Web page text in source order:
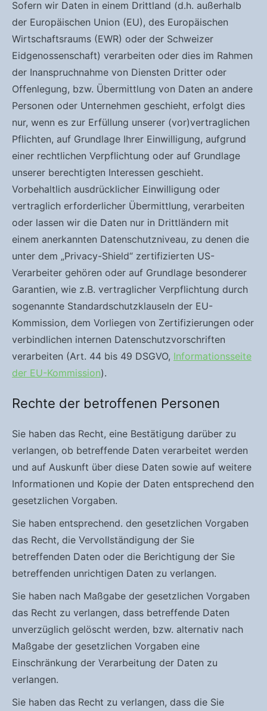
Sofern wir Daten in einem Drittland (d.h. außerhalb
der Europäischen Union (EU), des Europäischen
Wirtschaftsraums (EWR) oder der Schweizer
Eidgenossenschaft) verarbeiten oder dies im Rahmen
der Inanspruchnahme von Diensten Dritter oder
Offenlegung, bzw. Übermittlung von Daten an andere
Personen oder Unternehmen geschieht, erfolgt dies
nur, wenn es zur Erfüllung unserer (vor)vertraglichen
Pflichten, auf Grundlage Ihrer Einwilligung, aufgrund
einer rechtlichen Verpflichtung oder auf Grundlage
unserer berechtigten Interessen geschieht.
Vorbehaltlich ausdrücklicher Einwilligung oder
vertraglich erforderlicher Übermittlung, verarbeiten
oder lassen wir die Daten nur in Drittländern mit
einem anerkannten Datenschutzniveau, zu denen die
unter dem „Privacy-Shield“ zertifizierten US-
Verarbeiter gehören oder auf Grundlage besonderer
Garantien, wie z.B. vertraglicher Verpflichtung durch
sogenannte Standardschutzklauseln der EU-
Kommission, dem Vorliegen von Zertifizierungen oder
verbindlichen internen Datenschutzvorschriften
verarbeiten (Art. 44 bis 49 DSGVO, Informationsseite
der EU-Kommission).
Rechte der betroffenen Personen
Sie haben das Recht, eine Bestätigung darüber zu
verlangen, ob betreffende Daten verarbeitet werden
und auf Auskunft über diese Daten sowie auf weitere
Informationen und Kopie der Daten entsprechend den
gesetzlichen Vorgaben.
Sie haben entsprechend. den gesetzlichen Vorgaben
das Recht, die Vervollständigung der Sie
betreffenden Daten oder die Berichtigung der Sie
betreffenden unrichtigen Daten zu verlangen.
Sie haben nach Maßgabe der gesetzlichen Vorgaben
das Recht zu verlangen, dass betreffende Daten
unverzüglich gelöscht werden, bzw. alternativ nach
Maßgabe der gesetzlichen Vorgaben eine
Einschränkung der Verarbeitung der Daten zu
verlangen.
Sie haben das Recht zu verlangen, dass die Sie